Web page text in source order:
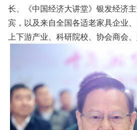
长、《中国经济大讲堂》银发经济
宾，以及来自全国各适老家具企业、
上下游产业、科研院校、协会商会